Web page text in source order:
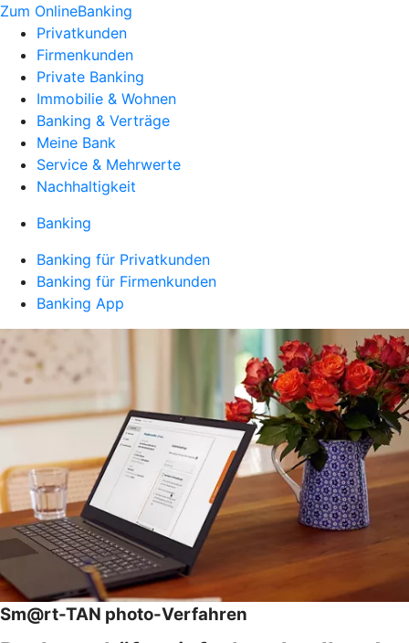
Zum OnlineBanking
Privatkunden
Firmenkunden
Private Banking
Immobilie & Wohnen
Banking & Verträge
Meine Bank
Service & Mehrwerte
Nachhaltigkeit
Banking
Banking für Privatkunden
Banking für Firmenkunden
Banking App
Sm@rt-TAN photo-Verfahren